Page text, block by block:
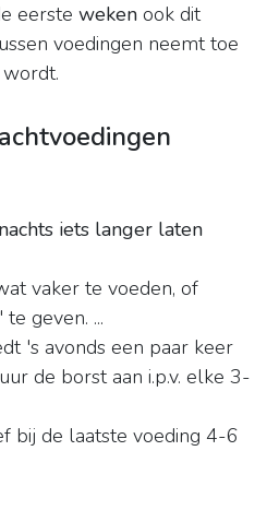
eerste weken ook dit
voedingen neemt toe
iets langer laten
vaker te voeden, of
geven. ...
's avonds een paar keer
de borst aan i.p.v. elke 3-
bij de laatste voeding 4-6